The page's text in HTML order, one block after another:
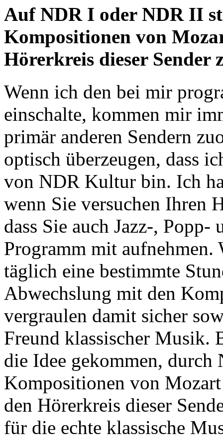
Auf NDR I oder NDR II
Kompositionen von
Hörerkreis dieser Sender
Wenn ich den bei mir
einschalte, kommen mir
primär anderen Sendern
optisch überzeugen, dass
von NDR Kultur bin. Ich
wenn Sie versuchen Ihren
dass Sie auch Jazz-,
Programm mit
täglich eine bestimmte
Abwechslung mit den
vergraulen damit sicher
Freund klassischer Musik.
die Idee gekommen,
Kompositionen von
den Hörerkreis dieser
für die echte klassische